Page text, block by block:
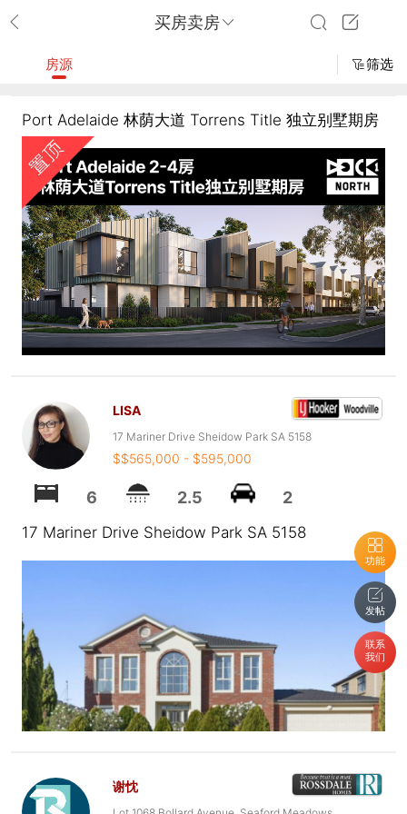
买房卖房
功能
发帖
联系
我们
房源 筛选
Port Adelaide 林荫大道 Torrens Title 独立别墅期房
LISA
17 Mariner Drive Sheidow Park SA 5158
$$565,000 - $595,000
6 2.5 2
17 Mariner Drive Sheidow Park SA 5158
谢忱